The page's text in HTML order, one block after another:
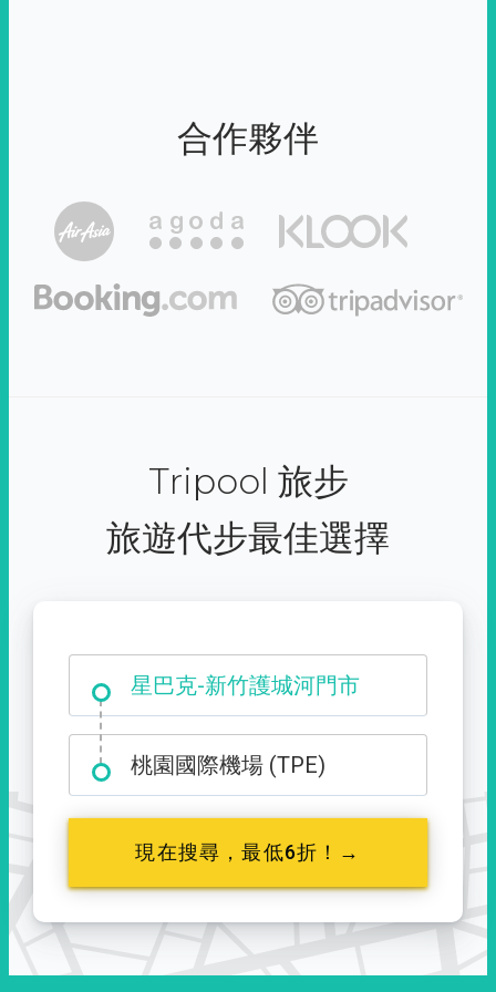
合作夥伴
Tripool 旅步
旅遊代步最佳選擇
星巴克-新竹護城河門市
大霸尖山登山口
桃園國際機場 (TPE)
現在搜尋，最低6折！→